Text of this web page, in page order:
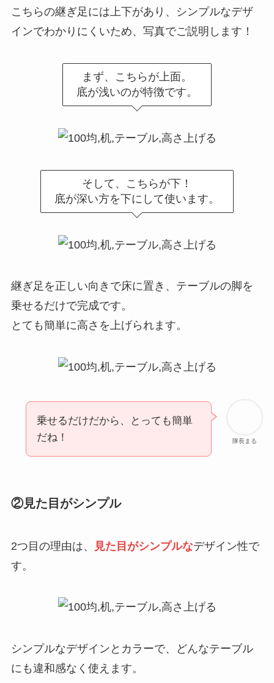
こちらの継ぎ足には上下があり、シンプルなデザ
インでわかりにくいため、写真でご説明します！
まず、こちらが上面。
底が浅いのが特徴です。
そして、こちらが下！
底が深い方を下にして使います。
継ぎ足を正しい向きで床に置き、テーブルの脚を
乗せるだけで完成です。
とても簡単に高さを上げられます。
隊長まる
乗せるだけだから、とっても簡単
だね！
②見た目がシンプル
2つ目の理由は、 見た目がシンプルなデザイン性で
す。
シンプルなデザインとカラーで、どんなテーブル
にも違和感なく使えます。